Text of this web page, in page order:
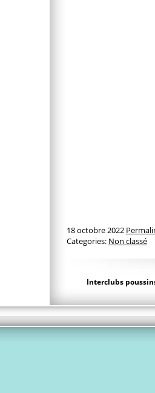
18 octobre 2022
Categories: Non classé
Interclubs